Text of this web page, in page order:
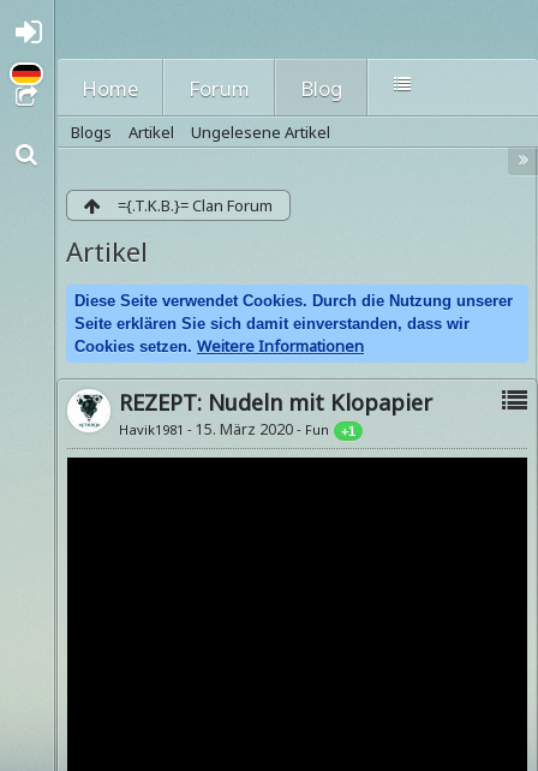
nmel
den
oder
strie
ren
Home Forum Blog
Blogs Artikel Ungelesene Artikel
={.T.K.B.}= Clan Forum
Artikel
Diese Seite verwendet Cookies. Durch die Nutzung unserer
Seite erklären Sie sich damit einverstanden, dass wir
Cookies setzen. Weitere Informationen
REZEPT: Nudeln mit Klopapier
Havik1981 15. März 2020 - Fun +1